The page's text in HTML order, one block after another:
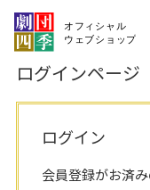
ログインページ
ログイン
会員登録がお済